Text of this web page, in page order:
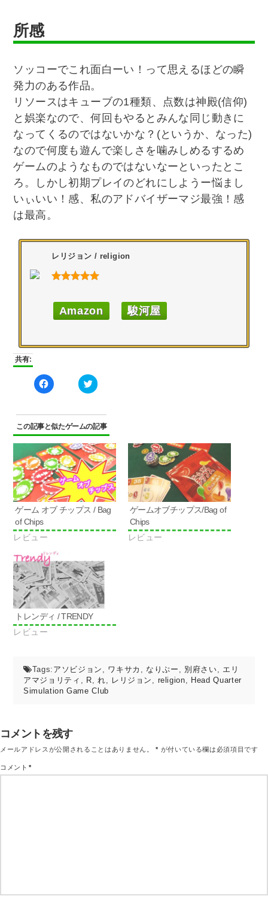
所感
ソッコーでこれ面白ーい！って思えるほどの瞬
発力のある作品。
リソースはキューブの1種類、点数は神殿(信仰)
と娯楽なので、何回もやるとみんな同じ動きに
なってくるのではないかな？(というか、なった)
なので何度も遊んで楽しさを噛みしめるするめ
ゲームのようなものではないなーといったとこ
ろ。しかし初期プレイのどれにしようー悩まし
いぃいい！感、私のアドバイザーマジ最強！感
は最高。
レリジョン / religion
Amazon 駿河屋
共有:
Facebook
で
る
に
は
ク
リ
ッ
ク
し
て
く
だ
さ
い
(新
ウ
ド
ウ
で
開
き
ま
す)
ク
リ
て
Twitter
で
共
有
(新
し
い
ン
ド
ウ
で
ま
この記事と似たゲームの記事
ゲーム オブ チップス / Bag
of Chips
レビュー
ゲームオブチップス/Bag of
Chips
レビュー
トレンディ / TRENDY
レビュー
Tags: アソビジョン ワキサカ なりぷー 別府さい
エリ
アマジョリティ
R れ レリジョン religion
Head Quarter
Simulation Game Club
コメントを残す
メールアドレスが公開されることはありません。 * が付いている欄は必須項目です
コメント*